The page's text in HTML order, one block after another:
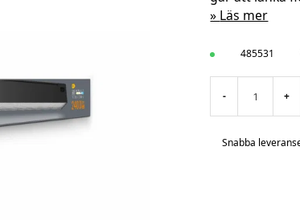
Läs mer
485531
- +
Snabba